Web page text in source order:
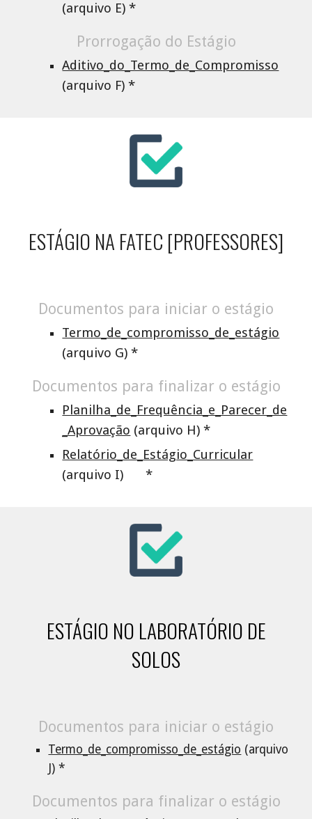
(arquivo E) *
Prorrogação do Estágio
Aditivo_do_Termo_de_Compromisso
(arquivo F) *
ESTÁGIO NA FATEC [PROFESSORES]
Documentos para iniciar o estágio
Termo_de_compromisso_de_estágio
(arquivo G) *
Documentos para finalizar o estágio
Planilha_de_Frequência_e_Parecer_de
_Aprovação (arquivo H) *
Relatório_de_Estágio_Curricular
(arquivo I) *
ESTÁGIO NO LABORATÓRIO DE
SOLOS
Documentos para iniciar o estágio
Termo_de_compromisso_de_estágio (arquivo
J) *
Documentos para finalizar o estágio